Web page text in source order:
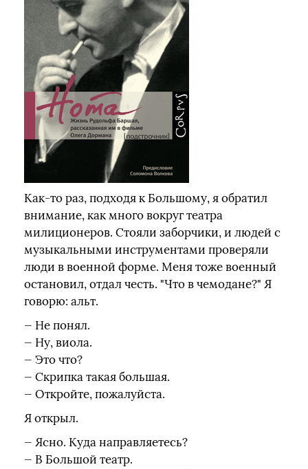
Как-то раз, подходя к Большому, я обратил
внимание, как много вокруг театра
милиционеров. Стояли заборчики, и людей с
музыкальными инструментами проверяли
люди в военной форме. Меня тоже военный
остановил, отдал честь. "Что в чемодане?" Я
говорю: альт.
— Не понял.
— Ну, виола.
— Это что?
— Скрипка такая большая.
— Откройте, пожалуйста.
Я открыл.
— Ясно. Куда направляетесь?
— В Большой театр.